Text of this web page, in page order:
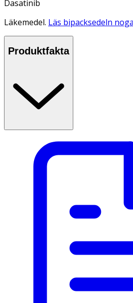
Dasatinib
Läkemedel. Läs bipacksedeln
Produktfakta